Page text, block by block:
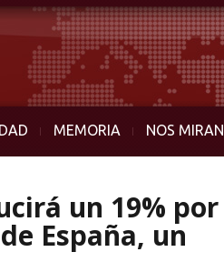
MEMORIA NOS MIRAN
un 19% por
España, un